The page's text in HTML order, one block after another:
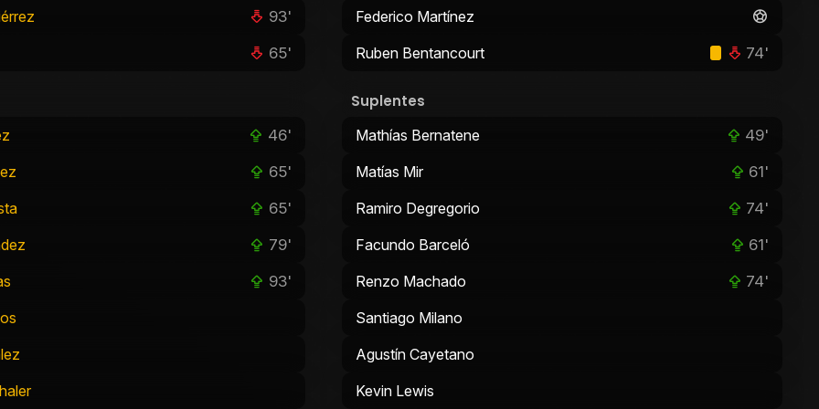
93'
65'
46'
65'
65'
79'
93'
Federico Martínez
Ruben Bentancourt
74'
Suplentes
Mathías Bernatene 49'
Matías Mir 61'
Ramiro Degregorio 74'
Facundo Barceló 61'
Renzo Machado 74'
Santiago Milano
Agustín Cayetano
Kevin Lewis